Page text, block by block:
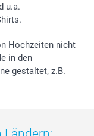
u.a.
Hochzeiten nicht
in den
gestaltet, z.B.